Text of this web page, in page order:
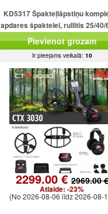
KD5317 Špakteļlāpstiņu
apdares špaktelei, rullītis 25/40/
cm.
Pievienot grozam
Ir pieejams veikalā: 10
2299.00 €2969.00 €
Atlaide: -23%
(No 2026-08-06 līdz 2026-08-